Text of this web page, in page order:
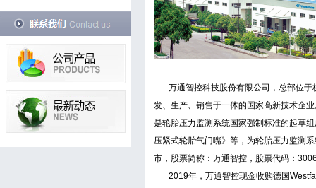
万通智控科技股份有限公司，总部位
发、生产、销售于一体的国家高新技术企
是轮胎压力监测系统国家强制标准的起草
压紧式轮胎气门嘴》等，为轮胎压力监测
市，股票简称：万通智控，股票代码：
2019年，万通智控现金收购德国